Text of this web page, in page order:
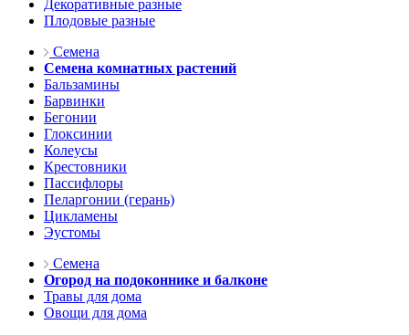
Декоративные разные
Плодовые разные
Семена
Семена комнатных растений
Бальзамины
Барвинки
Бегонии
Глоксинии
Колеусы
Крестовники
Пассифлоры
Пеларгонии (герань)
Цикламены
Эустомы
Семена
Огород на подоконнике и балконе
Травы для дома
Овощи для дома